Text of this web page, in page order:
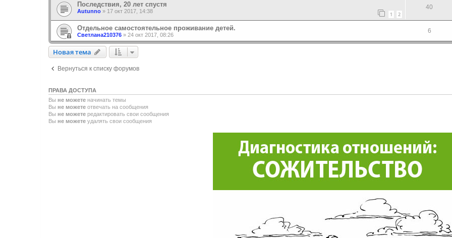
Последствия, 20 лет спустя
Autunno » 17 окт 2017, 14:38 1 2
40
Отдельное самостоятельное проживание детей.
Светлана210376 » 24 окт 2017, 08:26
6
Новая тема
Новаятема
Вернуться к списку форумов
ПРАВА ДОСТУПА
Вы не можете начинать темы
Вы не можете отвечать на сообщения
Вы не можете редактировать свои сообщения
Вы не можете удалять свои сообщения